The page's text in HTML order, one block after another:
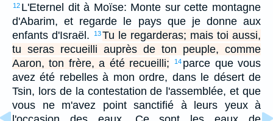
12 L'Eternel dit à Moïse: Monte sur cette montagne
d'Abarim, et regarde le pays que je donne aux
enfants d'Israël.
13Tu le regarderas; mais toi aussi,
tu seras recueilli auprès de ton peuple, comme
Aaron, ton frère, a été recueilli;
14 parce que vous
avez été rebelles à mon ordre, dans le désert de
Tsin, lors de la contestation de l'assemblée, et que
vous ne m'avez point sanctifié à leurs yeux à